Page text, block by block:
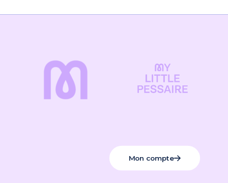
Mon compte